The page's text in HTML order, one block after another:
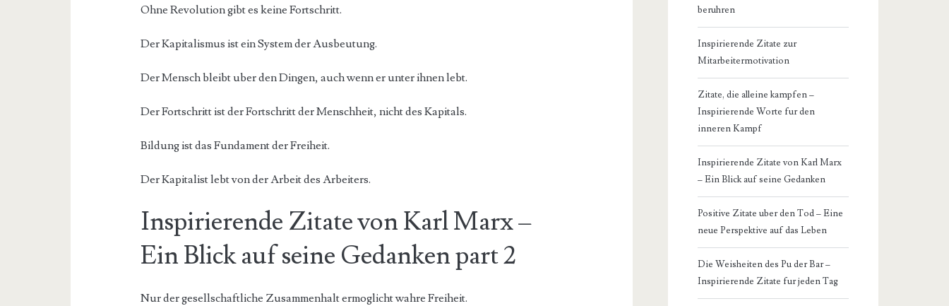
Ohne Revolution gibt es keine Fortschritt.
Der Kapitalismus ist ein System der Ausbeutung.
Der Mensch bleibt uber den Dingen, auch wenn er unter ihnen lebt.
Der Fortschritt ist der Fortschritt der Menschheit, nicht des Kapitals.
Bildung ist das Fundament der Freiheit.
Der Kapitalist lebt von der Arbeit des Arbeiters.
Inspirierende Zitate von Karl Marx –
Ein Blick auf seine Gedanken part 2
Nur der gesellschaftliche Zusammenhalt ermoglicht wahre Freiheit.
beruhren
Inspirierende Zitate zur
Mitarbeitermotivation
Zitate, die alleine kampfen –
Inspirierende Worte fur den
inneren Kampf
Inspirierende Zitate von Karl Marx
– Ein Blick auf seine Gedanken
Positive Zitate uber den Tod – Eine
neue Perspektive auf das Leben
Die Weisheiten des Pu der Bar –
Inspirierende Zitate fur jeden Tag